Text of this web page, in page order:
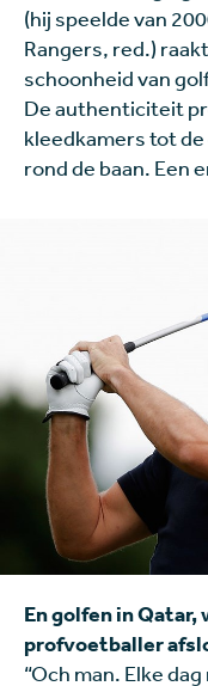
(hij speelde van
Rangers, red.)
schoonheid van
De authenticiteit
kleedkamers tot
rond de baan. Een
En golfen in Qatar,
profvoetballer
“Och man. Elke